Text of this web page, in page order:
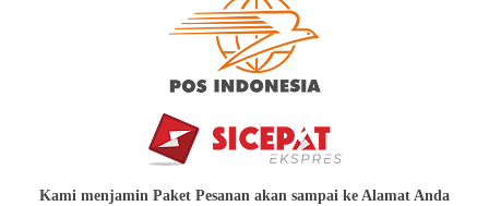
Kami menjamin Paket Pesanan akan sampai ke Alamat Anda